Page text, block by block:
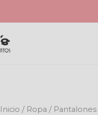
Inicio / Ropa / Pantalones